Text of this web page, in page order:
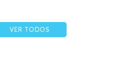
VER TODOS